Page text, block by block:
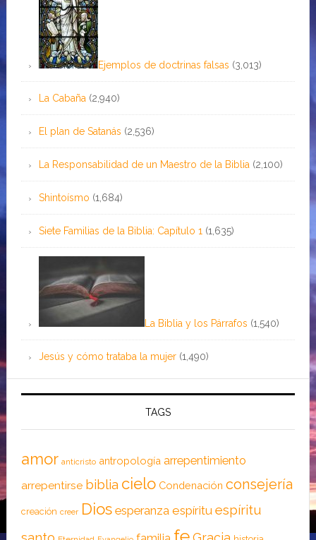
Ejemplos de doctrinas falsas (3,013)
La Cabaña (2,940)
El plan de Satanás (2,536)
La Responsabilidad de un Maestro de la Biblia (2,100)
Shintoísmo (1,684)
Siete Familias de la Biblia: Capítulo 1 (1,635)
La Biblia y los Párrafos (1,540)
Jesús y cómo trataba la mujer (1,490)
TAGS
amor anticristo antropología arrepentimiento
arrepentirse biblia cielo Condenación consejería
creación creer Dios esperanza espíritu espíritu
fe